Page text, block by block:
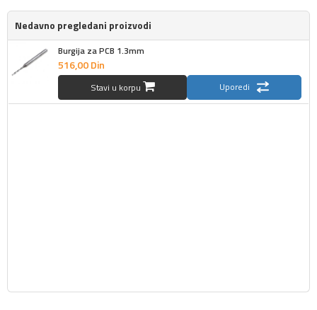
Nedavno pregledani proizvodi
Burgija za PCB 1.3mm
516,00Din
Stavi u korpu Uporedi